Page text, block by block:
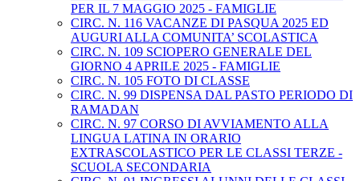
PER IL 7 MAGGIO 2025 - FAMIGLIE
CIRC. N. 116 VACANZE DI PASQUA 2025 ED
AUGURI ALLA COMUNITA’ SCOLASTICA
CIRC. N. 109 SCIOPERO GENERALE DEL
GIORNO 4 APRILE 2025 - FAMIGLIE
CIRC. N. 105 FOTO DI CLASSE
CIRC. N. 99 DISPENSA DAL PASTO PERIODO DI
RAMADAN
CIRC. N. 97 CORSO DI AVVIAMENTO ALLA
LINGUA LATINA IN ORARIO
EXTRASCOLASTICO PER LE CLASSI TERZE -
SCUOLA SECONDARIA